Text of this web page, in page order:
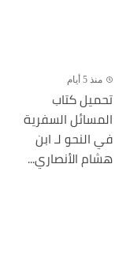
منذ 5 أيام
تحميل كتاب
المسائل السفرية
في النحو لـ ابن
هشام الأنصاري...